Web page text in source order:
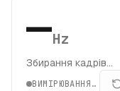
—Hz
Збирання кадрів…
ВИМІРЮВАННЯ…